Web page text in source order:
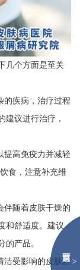
几个方面是至关
疾病，治疗过程
建议进行治疗，
高免疫力并减轻
食，注意补充维
随着皮肤干燥的
和舒适度。建议
的产品。
受影响的皮肤区 >